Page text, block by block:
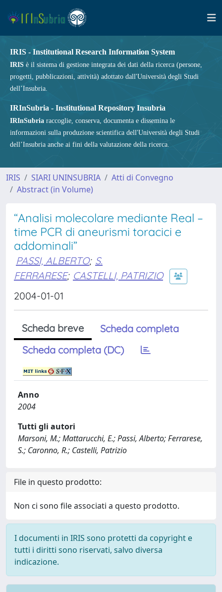
IRIS - Institutional Research Information System
IRIS è il sistema di gestione integrata dei dati della ricerca (persone,
progetti, pubblicazioni, attività) adottato dall'Università degli Studi
dell’Insubria.
IRInSubria - Institutional Repository Insubria
IRInSubria raccoglie, conserva, documenta e dissemina le
informazioni sulla produzione scientifica dell'Università degli Studi
dell’Insubria anche ai fini della valutazione della ricerca.
IRIS SIARI UNINSUBRIA
Atti di Convegno
Abstract (in Volume)
“Analisi molecolare mediante Real –
time PCR di aneurismi toracici e
addominali”
PASSI, ALBERTO; S.
FERRARESE; CASTELLI, PATRIZIO
2004-01-01
Scheda breve
Scheda completa
Scheda completa (DC)
Anno
2004
Tutti gli autori
Marsoni, M.; Mattarucchi, E.; Passi, Alberto; Ferrarese,
S.; Caronno, R.; Castelli, Patrizio
File in questo prodotto:
Non ci sono file associati a questo prodotto.
I documenti in IRIS sono protetti da copyright e
tutti i diritti sono riservati, salvo diversa
indicazione.